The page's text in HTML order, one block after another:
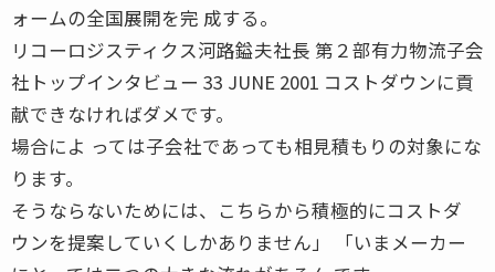
ォームの全国展開を完 成する。
リコーロジスティクス河路鎰夫社長 第２部有力物流子会
社トップインタビュー 33 JUNE 2001 コストダウンに貢
献できなければダメです。
場合によ っては子会社であっても相見積もりの対象にな
ります。
そうならないためには、こちらから積極的にコストダ
ウンを提案していくしかありません」 「いまメーカー